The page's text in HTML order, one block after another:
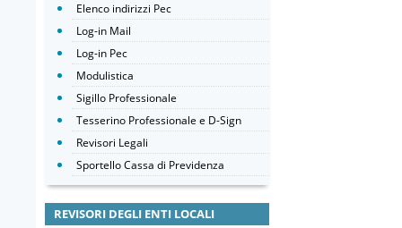
Elenco indirizzi Pec
Log-in Mail
Log-in Pec
Modulistica
Sigillo Professionale
Tesserino Professionale e D-Sign
Revisori Legali
Sportello Cassa di Previdenza
REVISORI DEGLI ENTI LOCALI